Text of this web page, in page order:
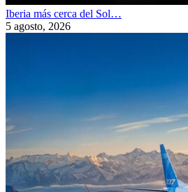
Iberia más cerca del Sol…
5 agosto, 2026